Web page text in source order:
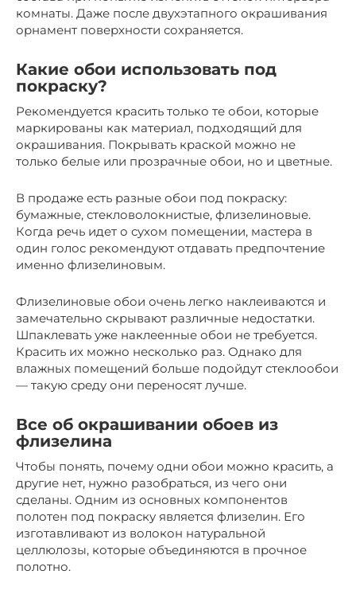
комнаты. Даже после двухэтапного окрашивания
орнамент поверхности сохраняется.
Какие обои использовать под
покраску?
Рекомендуется красить только те обои, которые
маркированы как материал, подходящий для
окрашивания. Покрывать краской можно не
только белые или прозрачные обои, но и цветные.
В продаже есть разные обои под покраску:
бумажные, стекловолокнистые, флизелиновые.
Когда речь идет о сухом помещении, мастера в
один голос рекомендуют отдавать предпочтение
именно флизелиновым.
Флизелиновые обои очень легко наклеиваются и
замечательно скрывают различные недостатки.
Шпаклевать уже наклеенные обои не требуется.
Красить их можно несколько раз. Однако для
влажных помещений больше подойдут стеклообои
— такую среду они переносят лучше.
Все об окрашивании обоев из
флизелина
Чтобы понять, почему одни обои можно красить, а
другие нет, нужно разобраться, из чего они
сделаны. Одним из основных компонентов
полотен под покраску является флизелин. Его
изготавливают из волокон натуральной
целлюлозы, которые объединяются в прочное
полотно.